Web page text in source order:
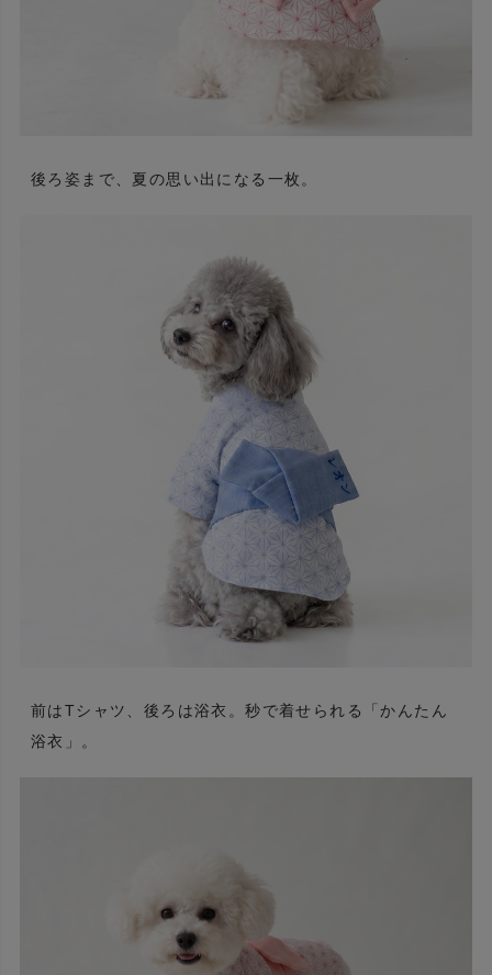
後ろ姿まで、夏の思い出になる一枚。
前はTシャツ、後ろは浴衣。秒で着せられる「かんたん
浴衣」。